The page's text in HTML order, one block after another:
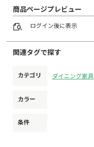
商品ページプレビュー
ログイン後に表示
関連タグで探す
カテゴリ ダイニング家具
カラー
条件